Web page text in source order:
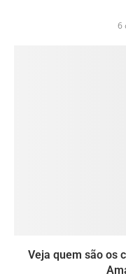
6
Veja quem são os